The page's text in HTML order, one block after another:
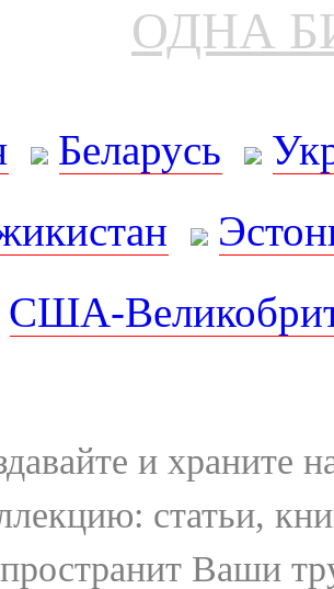
ОДНА
Беларусь
США-
и храните
статьи,
Ваши